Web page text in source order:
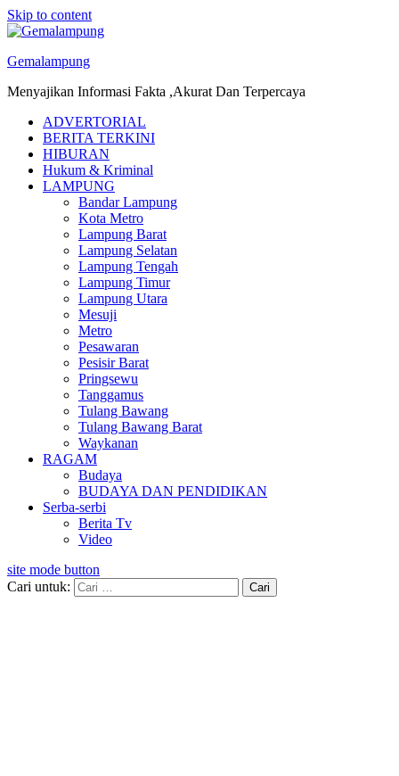
Skip to content
Gemalampung
Menyajikan Informasi Fakta ,Akurat Dan Terpercaya
ADVERTORIAL
BERITA TERKINI
HIBURAN
Hukum & Kriminal
LAMPUNG
Bandar Lampung
Kota Metro
Lampung Barat
Lampung Selatan
Lampung Tengah
Lampung Timur
Lampung Utara
Mesuji
Metro
Pesawaran
Pesisir Barat
Pringsewu
Tanggamus
Tulang Bawang
Tulang Bawang Barat
Waykanan
RAGAM
Budaya
BUDAYA DAN PENDIDIKAN
Serba-serbi
Berita Tv
Video
site mode button
Cari untuk: